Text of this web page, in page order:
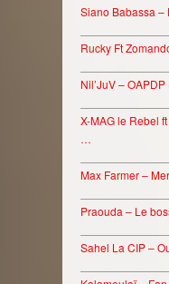
Siano Babassa –
Rucky Ft
Nil’JuV –
X-MAG le Rebel
…
Max Farmer –
Praouda – Le
Sahel La CIP –